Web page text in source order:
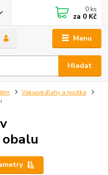
Menu
Hledat
0 ks
za 0 Kč
Vakuové dlahy a nosítka